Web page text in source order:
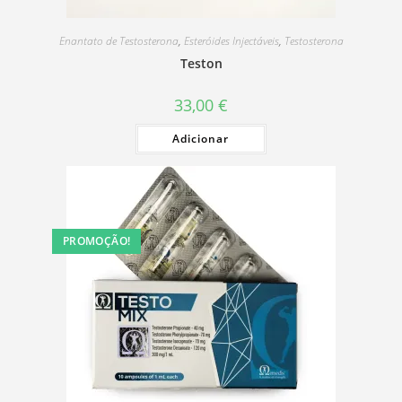
Enantato de Testosterona, Esteróides Injectáveis, Testosterona
Teston
33,00 €
Adicionar
PROMOÇÃO!